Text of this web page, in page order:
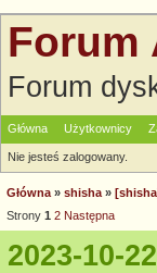
Forum
Forum
Główna Użytkownicy
Nie jesteś zalogowany.
Główna » shisha »
Strony 1 2 Następna
2023-10-